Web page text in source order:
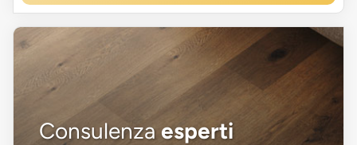
Consulenza esperti